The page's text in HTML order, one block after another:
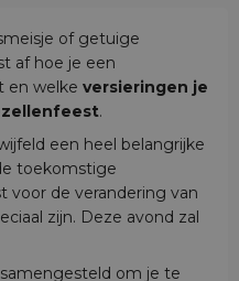
of getuige
af hoe je een
en welke versieringen je
.
een heel belangrijke
toekomstige
de verandering van
zijn. Deze avond zal
om je te